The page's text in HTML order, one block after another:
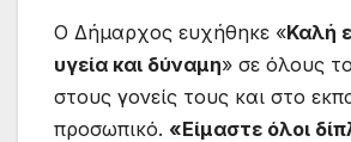
Ο Δήμαρχος ευχήθηκε «Καλή
υγεία και δύναμη» σε όλους
στους γονείς τους και στο
προσωπικό. «Είμαστε όλοι